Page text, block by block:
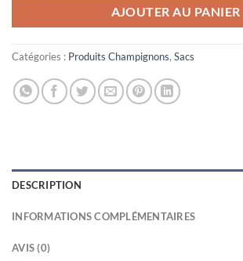
AJOUTER AU PANIER
Catégories : Produits Champignons, Sacs
DESCRIPTION
INFORMATIONS COMPLÉMENTAIRES
AVIS (0)